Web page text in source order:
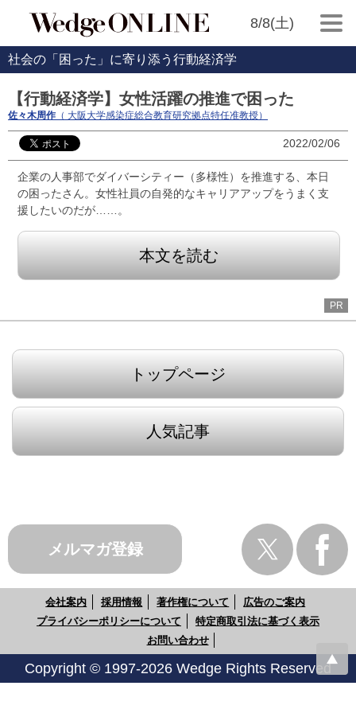
8/8(土)
社会の「困った」に寄り添う行動経済学
【行動経済学】女性活躍の推進で困った
佐々木周作 （ 大阪大学感染症総合教育研究拠点特任准教授）
2022/02/06
企業の人事部でダイバーシティー（多様性）を推進する、本日
の困ったさん。女性社員の自発的なキャリアアップをうまく支
援したいのだが……。
本文を読む
PR
トップページ
人気記事
メルマガ登録
会社案内 採用情報 著作権について
広告のご案内
プライバシーポリシーについて
特定商取引法に基づく表示
お問い合わせ
Copyright © 1997-2026 Wedge Rights Reserved